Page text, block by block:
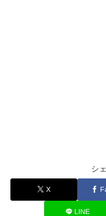
シ
X
LINE